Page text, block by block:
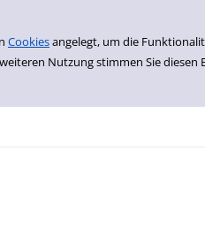
Cookiesangelegt, um die
Nutzung stimmen Sie diesen